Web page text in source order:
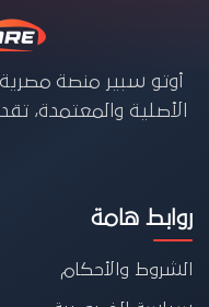
أوتو سبير منصة
الأصلية والمعتمدة،
روابط هامة
الشروط والأحكام